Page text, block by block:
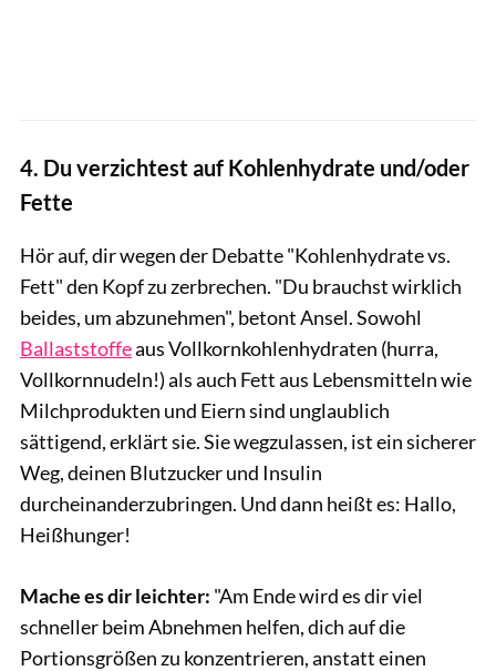
4. Du verzichtest auf Kohlenhydrate und/oder
Fette
Hör auf, dir wegen der Debatte "Kohlenhydrate vs.
Fett" den Kopf zu zerbrechen. "Du brauchst wirklich
beides, um abzunehmen", betont Ansel. Sowohl
Ballaststoffeaus Vollkornkohlenhydraten (hurra,
Vollkornnudeln!) als auch Fett aus Lebensmitteln wie
Milchprodukten und Eiern sind unglaublich
sättigend, erklärt sie. Sie wegzulassen, ist ein sicherer
Weg, deinen Blutzucker und Insulin
durcheinanderzubringen. Und dann heißt es: Hallo,
Heißhunger!
Mache es dir leichter: "Am Ende wird es dir viel
schneller beim Abnehmen helfen, dich auf die
Portionsgrößen zu konzentrieren, anstatt einen